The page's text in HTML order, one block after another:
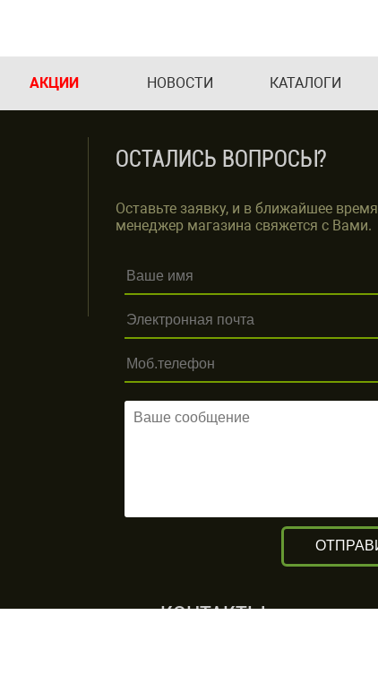
АКЦИИ НОВОСТИ КАТАЛОГИ
ОСТАЛИСЬ ВОПРОСЫ?
Оставьте заявку, и в ближайшее время
менеджер магазина свяжется с Вами.
КОНТАКТЫ